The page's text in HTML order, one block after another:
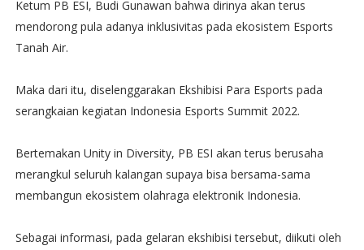
Ketum PB ESI, Budi Gunawan bahwa dirinya akan terus
mendorong pula adanya inklusivitas pada ekosistem Esports
Tanah Air.
Maka dari itu, diselenggarakan Ekshibisi Para Esports pada
serangkaian kegiatan Indonesia Esports Summit 2022.
Bertemakan Unity in Diversity, PB ESI akan terus berusaha
merangkul seluruh kalangan supaya bisa bersama-sama
membangun ekosistem olahraga elektronik Indonesia.
Sebagai informasi, pada gelaran ekshibisi tersebut, diikuti oleh